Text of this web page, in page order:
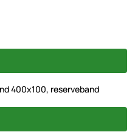
400x100, reserveband